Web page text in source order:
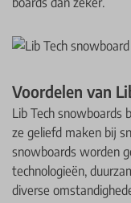
Voordelen van
Lib Tech snowboards
ze geliefd maken bij
snowboards worden
technologieën,
diverse